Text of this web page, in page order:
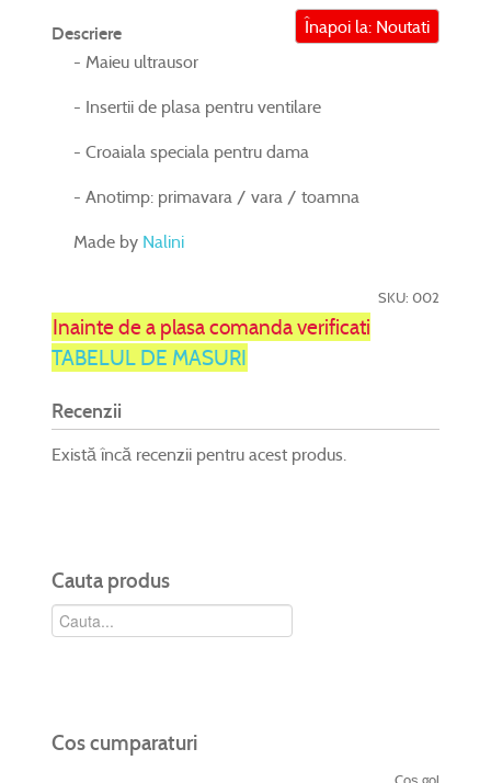
Înapoi la: Noutati
Descriere
- Maieu ultrausor
- Insertii de plasa pentru ventilare
- Croaiala speciala pentru dama
- Anotimp: primavara / vara / toamna
Made by Nalini
SKU: 002
Inainte de a plasa comanda verificati
TABELUL DE MASURI
Recenzii
Există încă recenzii pentru acest produs.
Cauta produs
Cos cumparaturi